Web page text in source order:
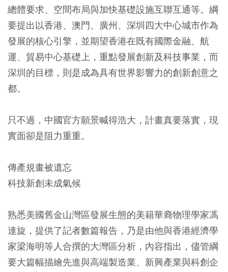
總體要求、空間布局與加快基礎設施互聯互通等。綱
要提出以香港、澳門、廣州、深圳四大中心城市作為
發展的核心引擎，並期望香港在既有國際金融、航
運、貿易中心基礎上，重點發展創新及科技事業，而
深圳的目標，則是成為具有世界影響力的創新創意之
都。
只不過，中國官方願景喊得浩大，計畫真要落實，現
實面卻是阻力重重。
傳產規畫被遺忘
科技新創未成氣候
熟悉美國舊金山灣區發展生態的美籍華裔物理學家馮
達旋，提供了記者數篇報告，乃是由他與香港經濟學
家梁海明等人合撰的大灣區分析，內容指出，儘管綱
要大篇幅描繪先進與高端製造業、新興產業與科創企